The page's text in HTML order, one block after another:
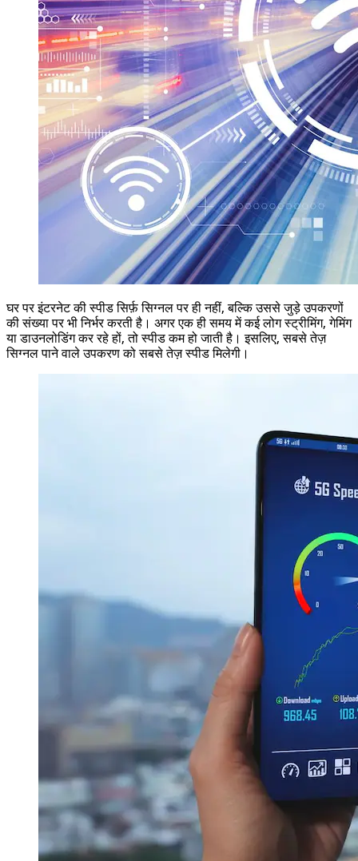
घर पर इंटरनेट की स्पीड सिर्फ़ सिग्नल पर ही नहीं, बल्कि उससे जुड़े उपकरणों
की संख्या पर भी निर्भर करती है। अगर एक ही समय में कई लोग स्ट्रीमिंग, गेमिंग
या डाउनलोडिंग कर रहे हों, तो स्पीड कम हो जाती है। इसलिए, सबसे तेज़
सिग्नल पाने वाले उपकरण को सबसे तेज़ स्पीड मिलेगी।